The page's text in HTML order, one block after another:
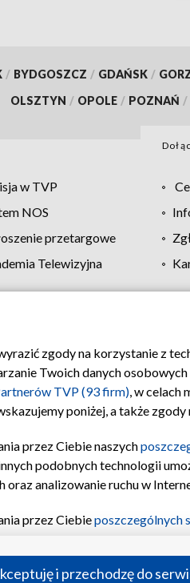
/ BYDGOSZCZ / GDAŃSK /
OLSZTYN / OPOLE / POZNAŃ /
w TVP
NOS
przetargowe
Telewizyjna
TVP Polityka prywatności
zgody na korzystanie z
Twoich danych
TVP (93 firm), w celach
poniżej, a także
przez Ciebie naszych
podobnych technologii
analizowanie ruchu w
przez Ciebieposzczególnych
funkcji: przechowywania
tworzenia profilu
i przechodzę do